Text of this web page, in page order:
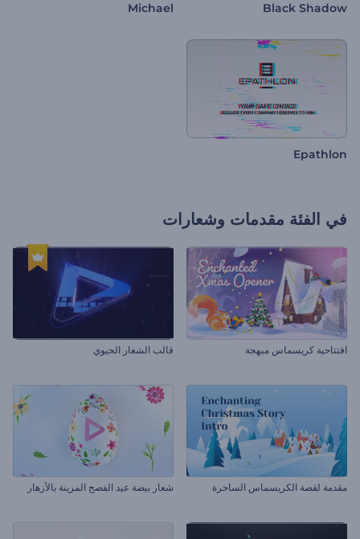
Black Shadow
Michael
Epathlon
في الفئة مقدمات وشعارات
افتتاحية كريسماس مبهجة قالب الشعار الحيوي
مقدمة لقصة الكريسماس الساحرة شعار بيضة عيد الفصح المزينة بالأزهار